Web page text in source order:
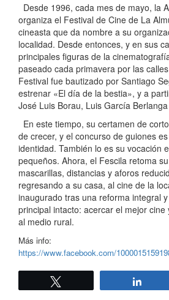
Desde 1996, cada mes de mayo, la
organiza el Festival de Cine de La
cineasta que da nombre a su
localidad. Desde entonces, y en sus
principales figuras de la
paseado cada primavera por las
Festival fue bautizado por Santiago
estrenar «El día de la bestia», y a
José Luis Borau, Luis García
En este tiempo, su certamen de
de crecer, y el concurso de guiones
identidad. También lo es su vocación
pequeños. Ahora, el Fescila retoma
mascarillas, distancias y aforos
regresando a su casa, al cine de la
inaugurado tras una reforma integral
principal intacto: acercar el mejor
al medio rural.
Más info:
https://www.facebook.com/